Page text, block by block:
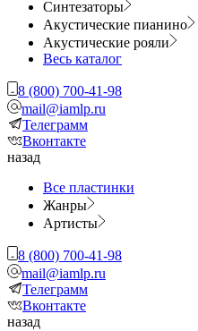
Синтезаторы
Акустические пианино
Акустические рояли
Весь каталог
8 (800) 700-41-98
mail@iamlp.ru
Телеграмм
Вконтакте
назад
Все пластинки
Жанры
Артисты
8 (800) 700-41-98
mail@iamlp.ru
Телеграмм
Вконтакте
назад